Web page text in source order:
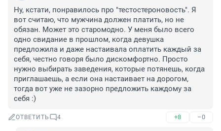
Ну, кстати, понравилось про "тестостероновость". Я
вот считаю, что мужчина должен платить, но не
обязан. Может это старомодно. У меня было всего
одно свидание в прошлом, когда девушка
предложила и даже настаивала оплатить каждый за
себя, честно говоря было дискомфортно. Просто
нужно выбирать заведения, которые потянешь, когда
приглашаешь, а если она настаивает на дорогом,
тогда вот уже не зазорно предложить каждому за
себя :)
ОТВЕТИТЬ 4 +8 –0